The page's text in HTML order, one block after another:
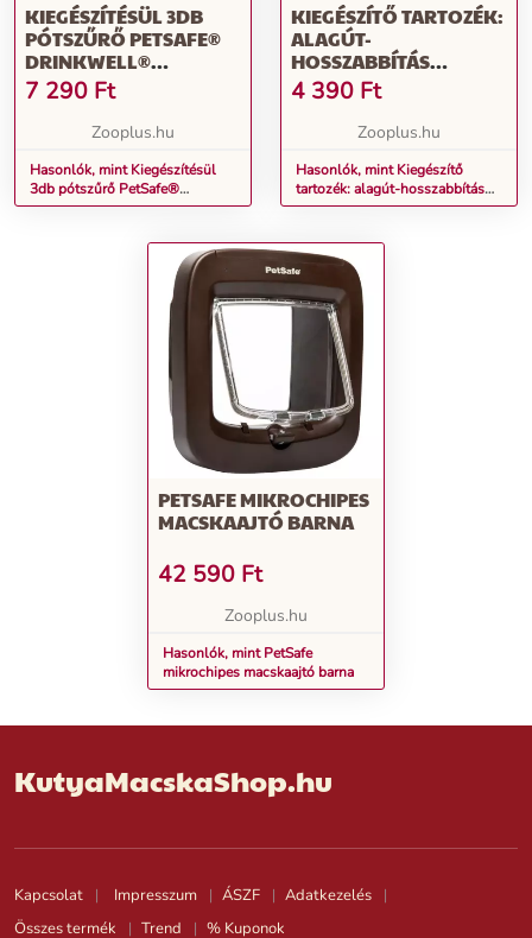
KIEGÉSZÍTÉSÜL 3DB
PÓTSZŰRŐ PETSAFE®
DRINKWELL®
ORIGINAL MACSKA
ITATÓKÚT
7 290 Ft
Zooplus.hu
Hasonlók, mint Kiegészítésül
3db pótszűrő PetSafe®
Drinkwell® Original macska
KIEGÉSZÍTŐ TARTOZÉK:
ALAGÚT-
HOSSZABBÍTÁS
PETSAFE MIKROCHIPES
MACSKAAJTÓHOZ
4 390 Ft
Zooplus.hu
Hasonlók, mint Kiegészítő
tartozék: alagút-hosszabbítás
PetSafe mikrochipes
PETSAFE MIKROCHIPES
MACSKAAJTÓ BARNA
42 590 Ft
Zooplus.hu
Hasonlók, mint PetSafe
mikrochipes macskaajtó barna
KutyaMacskaShop.hu
Kapcsolat Impresszum ÁSZF
Adatkezelés
Összes termék
Trend % Kuponok